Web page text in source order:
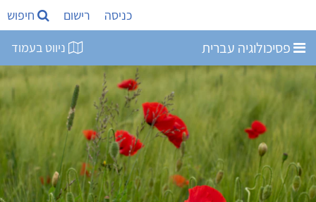
כניסה רישום חיפוש
פסיכולוגיה עברית ניווט בעמוד